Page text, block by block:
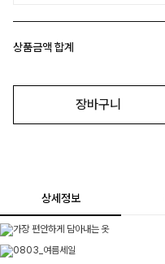
상품금액 합계
장바구니
상세정보